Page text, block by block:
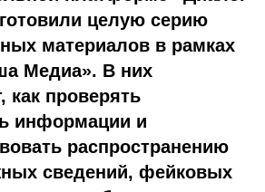
целую серию
материалов в рамках
Медиа». В них
как проверять
информации и
распространению
сведений, фейковых